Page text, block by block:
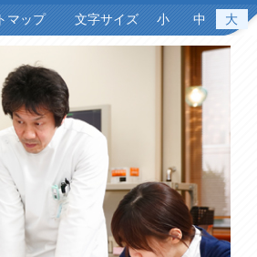
マップ 文字サイズ 小 中 大